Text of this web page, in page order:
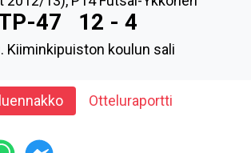
47 12 - 4
Kiiminkipuiston koulun sali
Otteluraportti